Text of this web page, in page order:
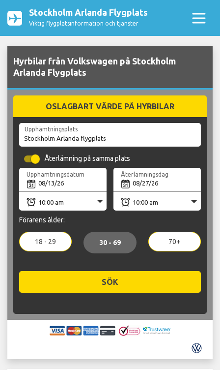
Stockholm Arlanda Flygplats
Viktig flygplatsinformation och tjänster
Hyrbilar från Volkswagen på Stockholm
Arlanda Flygplats
OSLAGBART VÄRDE PÅ HYRBILAR
Upphämtningsplats
Återlämning på samma plats
Upphämtningsdatum Återlämningsdag
Förarens ålder:
18 - 29 30 - 69 70+
SÖK